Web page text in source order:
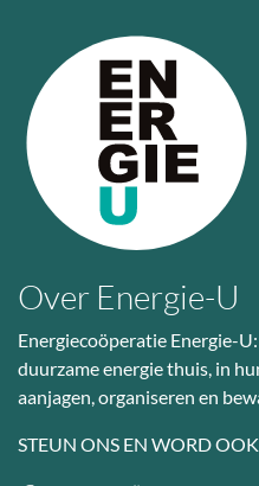
Over Energie-U
Energiecoöperatie Energie-
duurzame energie thuis, in
aanjagen, organiseren en
STEUN ONS EN WORD